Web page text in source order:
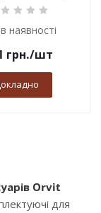
наявності
грн./шт
Orvit
для